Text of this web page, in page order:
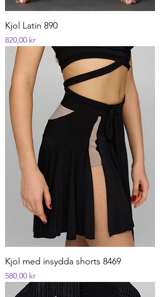
Kjol Latin 890
Pris
820,00 kr
Kjol med insydda shorts 8469
Pris
580,00 kr